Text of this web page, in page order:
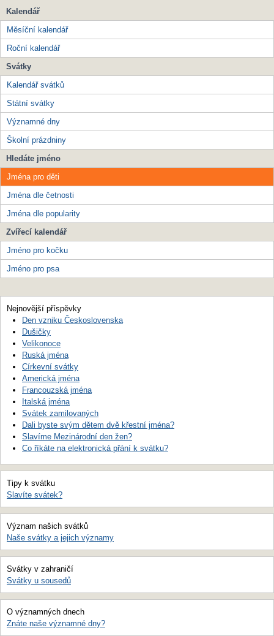
Kalendář
Měsíční kalendář
Roční kalendář
Svátky
Kalendář svátků
Státní svátky
Významné dny
Školní prázdniny
Hledáte jméno
Jména pro děti
Jména dle četnosti
Jména dle popularity
Zvířecí kalendář
Jméno pro kočku
Jméno pro psa
Nejnovější příspěvky
Den vzniku Československa
Dušičky
Velikonoce
Ruská jména
Církevní svátky
Americká jména
Francouzská jména
Italská jména
Svátek zamilovaných
Dali byste svým dětem dvě křestní jména?
Slavíme Mezinárodní den žen?
Co říkáte na elektronická přání k svátku?
Tipy k svátku
Slavíte svátek?
Význam našich svátků
Naše svátky a jejich významy
Svátky v zahraničí
Svátky u sousedů
O významných dnech
Znáte naše významné dny?